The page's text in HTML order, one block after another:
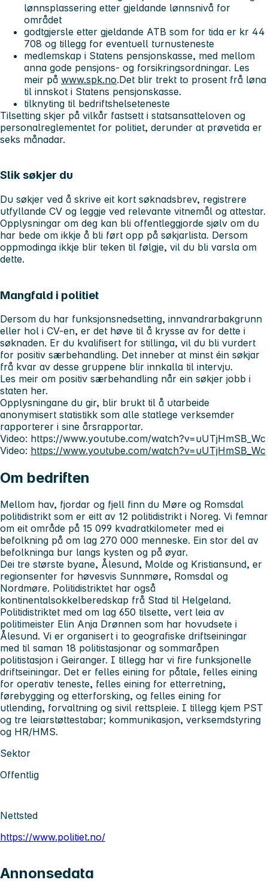
lønnsplassering etter gjeldande lønnsnivå for
området
godtgjersle etter gjeldande ATB som for tida er kr 44
708 og tillegg for eventuell turnusteneste
medlemskap i Statens pensjonskasse, med mellom
anna gode pensjons- og forsikringsordningar. Les
meir på www.spk.no.Det blir trekt to prosent frå løna
til innskot i Statens pensjonskasse.
tilknyting til bedriftshelseteneste
Tilsetting skjer på vilkår fastsett i statsansatteloven og
personalreglementet for politiet, derunder at prøvetida er
seks månadar.
Slik søkjer du
Du søkjer ved å skrive eit kort søknadsbrev, registrere
utfyllande CV og leggje ved relevante vitnemål og attestar.
Opplysningar om deg kan bli offentleggjorde sjølv om du
har bede om ikkje å bli ført opp på søkjarlista. Dersom
oppmodinga ikkje blir teken til følgje, vil du bli varsla om
dette.
Mangfald i politiet
Dersom du har funksjonsnedsetting, innvandrarbakgrunn
eller hol i CV-en, er det høve til å krysse av for dette i
søknaden. Er du kvalifisert for stillinga, vil du bli vurdert
for positiv særbehandling. Det inneber at minst éin søkjar
frå kvar av desse gruppene blir innkalla til intervju.
Les meir om positiv særbehandling når ein søkjer jobb i
staten her.
Opplysningane du gir, blir brukt til å utarbeide
anonymisert statistikk som alle statlege verksemder
rapporterer i sine årsrapportar.
Video: https://www.youtube.com/watch?v=uUTjHmSB_Wc
Video: https://www.youtube.com/watch?v=uUTjHmSB_Wc
Om bedriften
Mellom hav, fjordar og fjell finn du Møre og Romsdal
politidistrikt som er eitt av 12 politidistrikt i Noreg. Vi femnar
om eit område på 15 099 kvadratkilometer med ei
befolkning på om lag 270 000 menneske. Ein stor del av
befolkninga bur langs kysten og på øyar.
Dei tre største byane, Ålesund, Molde og Kristiansund, er
regionsenter for høvesvis Sunnmøre, Romsdal og
Nordmøre. Politidistriktet har også
kontinentalsokkelberedskap frå Stad til Helgeland.
Politidistriktet med om lag 650 tilsette, vert leia av
politimeister Elin Anja Drønnen som har hovudsete i
Ålesund. Vi er organisert i to geografiske driftseiningar
med til saman 18 politistasjonar og sommaråpen
politistasjon i Geiranger. I tillegg har vi fire funksjonelle
driftseiningar. Det er felles eining for påtale, felles eining
for operativ teneste, felles eining for etterretning,
førebygging og etterforsking, og felles eining for
utlending, forvaltning og sivil rettspleie. I tillegg kjem PST
og tre leiarstøttestabar; kommunikasjon, verksemdstyring
og HR/HMS.
Sektor
Offentlig
Nettsted
https://www.politiet.no/
Annonsedata